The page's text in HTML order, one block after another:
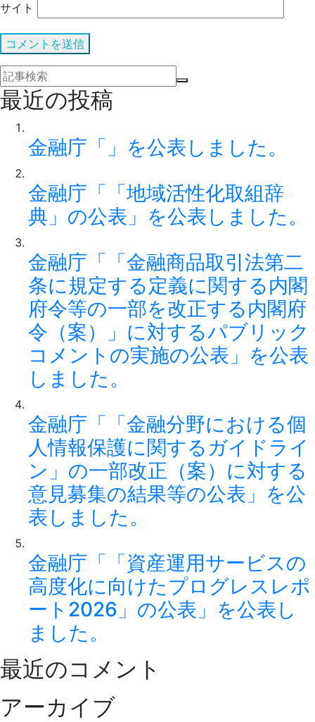
サイト
最近の投稿
金融庁「」を公表しました。
金融庁「「地域活性化取組辞
典」の公表」を公表しました。
金融庁「「金融商品取引法第二
条に規定する定義に関する内閣
府令等の一部を改正する内閣府
令（案）」に対するパブリック
コメントの実施の公表」を公表
しました。
金融庁「「金融分野における個
人情報保護に関するガイドライ
ン」の一部改正（案）に対する
意見募集の結果等の公表」を公
表しました。
金融庁「「資産運用サービスの
高度化に向けたプログレスレポ
ート2026」の公表」を公表し
ました。
最近のコメント
アーカイブ